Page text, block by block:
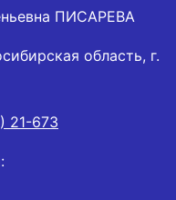
ПИСАРЕВА
область, г.
21-673